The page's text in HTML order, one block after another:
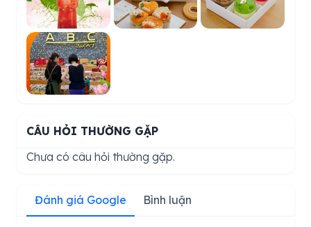
CÂU HỎI THƯỜNG GẶP
Chưa có câu hỏi thường gặp.
Đánh giá Google Bình luận